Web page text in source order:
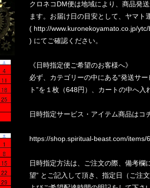
クロネコDM便は地域により、商品発
ます。お届け日の目安として、ヤマト
( http://www.kuronekoyamato.co.jp/
) にてご確認ください。
《日時指定便ご希望のお客様へ》
必ず、カテゴリーの中にある“発送サ
ト”を１枚（648円）、カートの中へ入
日時指定サービス・アイテム商品はコ
https://shop.spiritual-beast.com/items/
日時指定方法は、ご注文の際、備考欄
望” とご記入して頂き、指定日（ご注